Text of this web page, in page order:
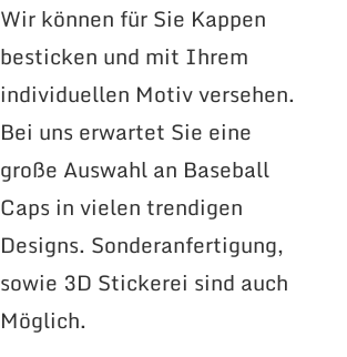
Wir können für Sie Kappen
besticken und mit Ihrem
individuellen Motiv versehen.
Bei uns erwartet Sie eine
große Auswahl an Baseball
Caps in vielen trendigen
Designs. Sonderanfertigung,
sowie 3D Stickerei sind auch
Möglich.